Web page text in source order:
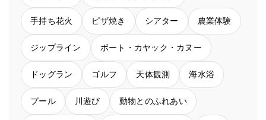
手持ち花火 ピザ焼き シアター 農業体験
ジップライン ボート・カヤック・カヌー
ドッグラン ゴルフ 天体観測 海水浴
プール 川遊び 動物とのふれあい